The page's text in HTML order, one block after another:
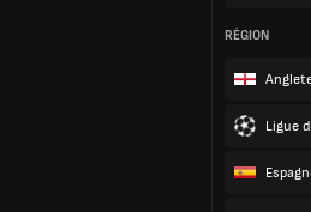
RÉGION
Ligue